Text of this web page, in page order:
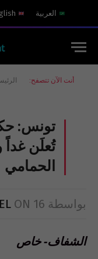
العربية
أنت الآن تتصفح:
تونس:
تُعلَن
الحمامي
بواسطة ON 16 يناير 2011
الشفاف- خاص